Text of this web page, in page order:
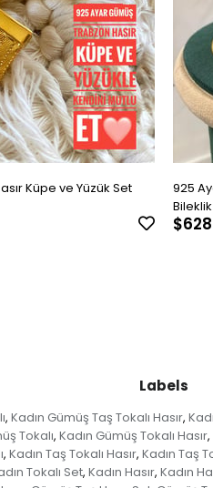
Küpe ve Yüzük Set
925
Labels
, Kadın Gümüş Taş Tokalı Hasır,
Tokalı, Kadın Gümüş Tokalı Hasır,
, Kadın Taş Tokalı Hasır, Kadın Taş
Tokalı Set, Kadın Hasır, Kadın